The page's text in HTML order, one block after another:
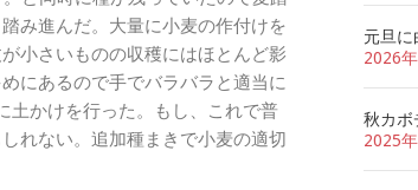
み進んだ。大量に小麦の作付けを
小さいものの収穫にはほとんど影
にあるので手でバラバラと適当に
土かけを行った。もし、これで普
れない。追加種まきで小麦の適切
元旦に
2026
秋カボ
2025